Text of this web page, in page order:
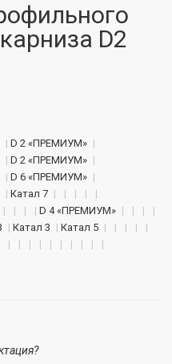
D2
D 2 «ПРЕМИУМ»
D 2 «ПРЕМИУМ»
D 6 «ПРЕМИУМ»
Катал 7
D 4 «ПРЕМИУМ»
Катал 3
Катал 5